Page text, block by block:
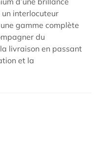
interlocuteur
gamme complète
du
livraison en passant
et la